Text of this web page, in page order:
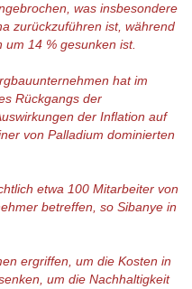
was insbesondere
zurückzuführen ist, während
14 % gesunken ist.
hat im
Rückgangs der
der Inflation auf
von Palladium dominierten
etwa 100 Mitarbeiter von
betreffen, so Sibanye in
ergriffen, um die Kosten in
um die Nachhaltigkeit